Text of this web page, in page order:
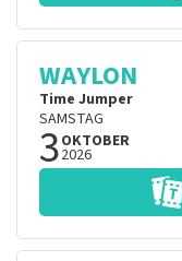
WAYLON
Time Jumper
SAMSTAG
3OKTOBER
2026